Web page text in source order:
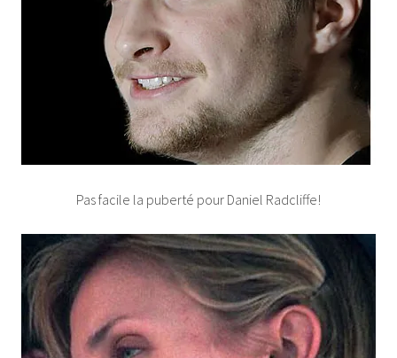
Pas facile la puberté pour Daniel Radcliffe!